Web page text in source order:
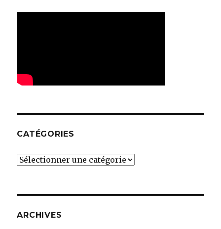
CATÉGORIES
Catégories
ARCHIVES